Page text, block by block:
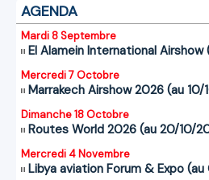
AGENDA
Mardi 8 Septembre
El Alamein International
Mercredi 7 Octobre
Marrakech Airshow 2026 (au
Dimanche 18 Octobre
Routes World 2026 (au 20/10/
Mercredi 4 Novembre
Libya aviation Forum & Expo